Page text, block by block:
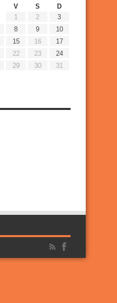
V S
D
1
2
3
8 9
10
15 16
17
22 23
24
29 30
31